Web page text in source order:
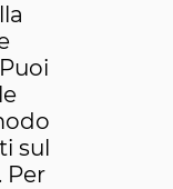
sul
Per